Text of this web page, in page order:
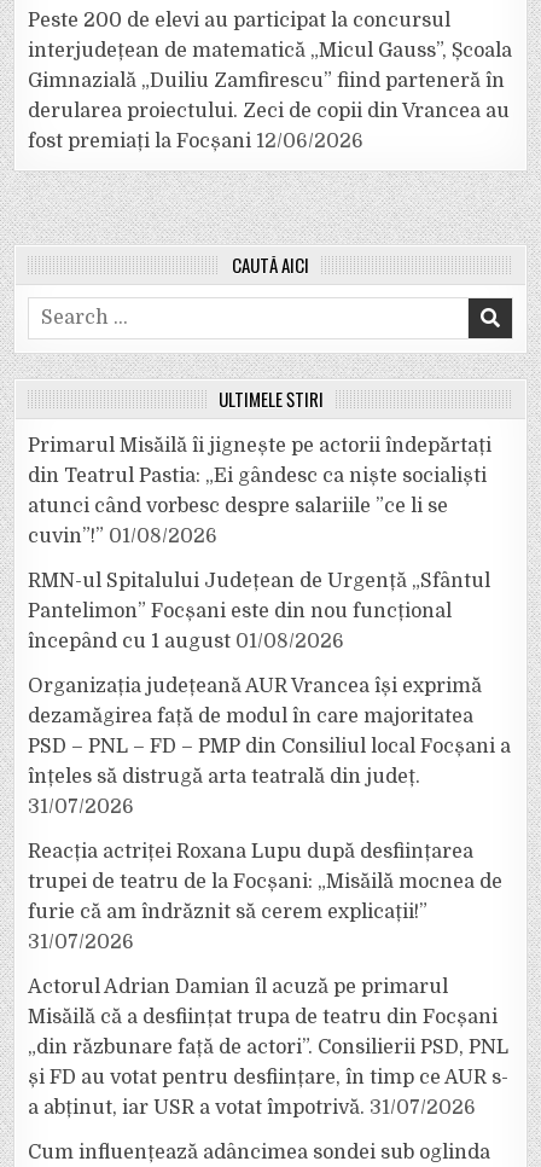
Peste 200 de elevi au participat la concursul
interjudețean de matematică „Micul Gauss”, Școala
Gimnazială „Duiliu Zamfirescu” fiind parteneră în
derularea proiectului. Zeci de copii din Vrancea au
fost premiați la Focșani 12/06/2026
CAUTĂ AICI
Search
for:
ULTIMELE ȘTIRI
Primarul Misăilă îi jignește pe actorii îndepărtați
din Teatrul Pastia: „Ei gândesc ca niște socialiști
atunci când vorbesc despre salariile ”ce li se
cuvin”!” 01/08/2026
RMN-ul Spitalului Județean de Urgență „Sfântul
Pantelimon” Focșani este din nou funcțional
începând cu 1 august 01/08/2026
Organizația județeană AUR Vrancea își exprimă
dezamăgirea față de modul în care majoritatea
PSD – PNL – FD – PMP din Consiliul local Focșani a
înțeles să distrugă arta teatrală din județ.
31/07/2026
Reacția actriței Roxana Lupu după desființarea
trupei de teatru de la Focșani: „Misăilă mocnea de
furie că am îndrăznit să cerem explicații!”
31/07/2026
Actorul Adrian Damian îl acuză pe primarul
Misăilă că a desființat trupa de teatru din Focșani
„din răzbunare față de actori”. Consilierii PSD, PNL
și FD au votat pentru desființare, în timp ce AUR s-
a abținut, iar USR a votat împotrivă. 31/07/2026
Cum influențează adâncimea sondei sub oglinda